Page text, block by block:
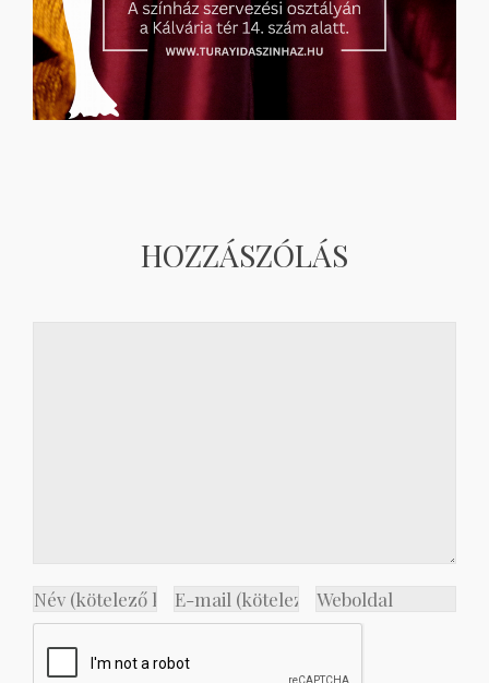
HOZZÁSZÓLÁS